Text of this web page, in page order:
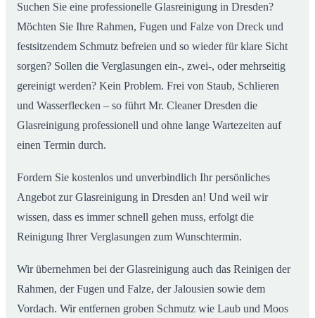
Suchen Sie eine professionelle Glasreinigung in Dresden?
Möchten Sie Ihre Rahmen, Fugen und Falze von Dreck und
festsitzendem Schmutz befreien und so wieder für klare Sicht
sorgen? Sollen die Verglasungen ein-, zwei-, oder mehrseitig
gereinigt werden? Kein Problem. Frei von Staub, Schlieren
und Wasserflecken – so führt Mr. Cleaner Dresden die
Glasreinigung professionell und ohne lange Wartezeiten auf
einen Termin durch.
Fordern Sie kostenlos und unverbindlich Ihr persönliches
Angebot zur Glasreinigung in Dresden an! Und weil wir
wissen, dass es immer schnell gehen muss, erfolgt die
Reinigung Ihrer Verglasungen zum Wunschtermin.
Wir übernehmen bei der Glasreinigung auch das Reinigen der
Rahmen, der Fugen und Falze, der Jalousien sowie dem
Vordach. Wir entfernen groben Schmutz wie Laub und Moos